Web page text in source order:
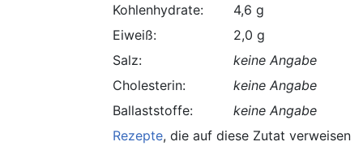
Kohlenhydrate:
4,6 g
Eiweiß:
2,0 g
Salz:
keine Angabe
Cholesterin:
keine Angabe
Ballaststoffe:
keine Angabe
Rezepte, die auf diese Zutat verweisen.